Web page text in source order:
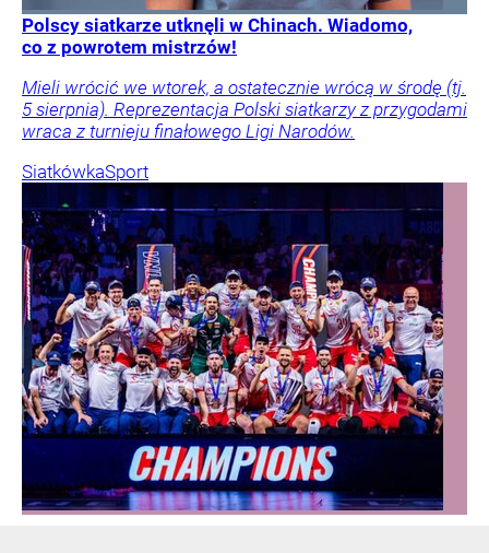
Polscy siatkarze utknęli w Chinach. Wiadomo,
co z powrotem mistrzów!
Mieli wrócić we wtorek, a ostatecznie wrócą w środę (tj.
5 sierpnia). Reprezentacja Polski siatkarzy z przygodami
wraca z turnieju finałowego Ligi Narodów.
SiatkówkaSport